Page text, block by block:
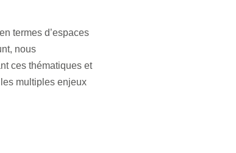
termes d’espaces
nous
ces thématiques et
multiples enjeux